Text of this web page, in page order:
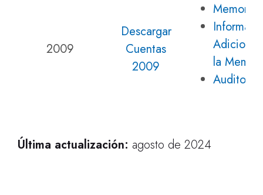
2009
Descargar
Cuentas
2009
Memoria
la
Auditoría
Última actualización: agosto de 2024